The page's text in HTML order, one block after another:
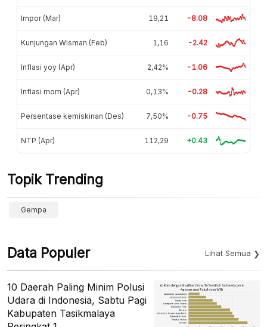
Impor (Mar) 19,21 -8.08
Kunjungan Wisman (Feb) 1,16 -2.42
Inflasi yoy (Apr) 2,42% -1.06
Inflasi mom (Apr) 0,13% -0.28
Persentase kemiskinan (Des) 7,50% -0.75
NTP (Apr) 112,29 +0.43
Topik Trending
Gempa
Data Populer Lihat Semua
10 Daerah Paling Minim Polusi
Udara di Indonesia, Sabtu Pagi
Kabupaten Tasikmalaya